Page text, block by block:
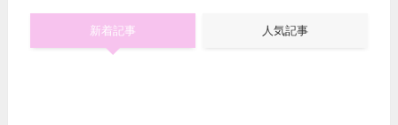
新着記事 人気記事